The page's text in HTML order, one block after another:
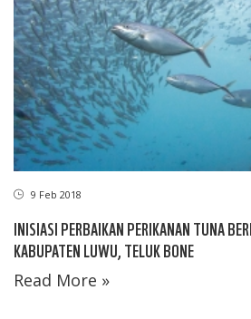
9 Feb 2018
INISIASI PERBAIKAN PERIKANAN TUNA
KABUPATEN LUWU, TELUK BONE
Read More »